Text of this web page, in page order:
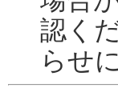
認く
らせ